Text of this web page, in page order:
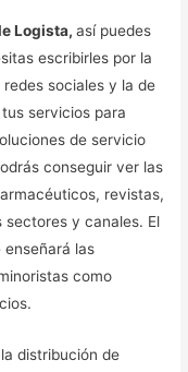
Logista,así puedes
escribirles por la
sociales y la de
servicios para
de servicio
conseguir ver las
revistas,
y canales. El
enseñará las
como
distribución de